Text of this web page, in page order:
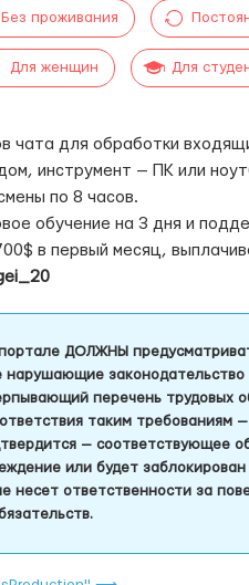
Без проживания
Для женщин Для
чата для обработки
инструмент — ПК или
по 8 часов.
обучение на 3 дня и
в первый месяц,
ДОЛЖНЫ
нарушающие
перечень трудовых
таким требованиям
— соответствующее
или будет
несет ответственности за